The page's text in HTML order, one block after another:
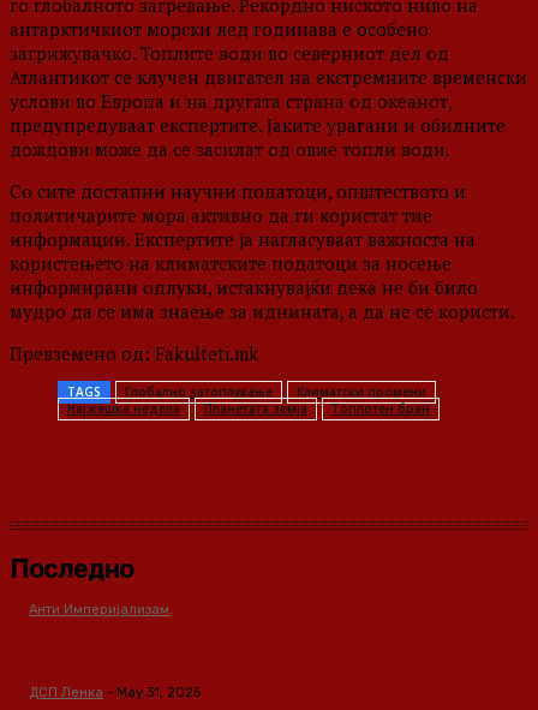
го глобалното загревање. Рекордно ниското ниво на
антарктичкиот морски лед годинава е особено
загрижувачко. Топлите води во северниот дел од
Атлантикот се клучен двигател на екстремните временски
услови во Европа и на другата страна од океанот,
предупредуваат експертите. Јаките урагани и обилните
дождови може да се засилат од овие топли води.
Со сите достапни научни податоци, општеството и
политичарите мора активно да ги користат тие
информации. Експертите ја нагласуваат важноста на
користењето на климатските податоци за носење
информирани одлуки, истакнувајќи дека не би било
мудро да се има знаење за иднината, а да не се користи.
Превземено од: Fakulteti.mk
TAGS Глобално затоплување
Климатски промени
Најжешка недела
Планетата земја Топлотен бран
Последно
Анти Империјализам
ДСП Ленка - May 31, 2025